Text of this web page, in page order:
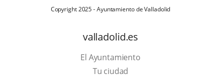
Copyright 2025 - Ayuntamiento de Valladolid
valladolid.es
El Ayuntamiento
Tu ciudad